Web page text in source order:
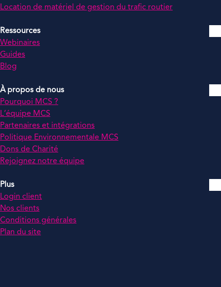
Location de matériel de gestion du trafic routier
Ressources
Webinaires
Guides
Blog
À propos de nous
Pourquoi MCS ?
L’équipe MCS
Partenaires et intégrations
Politique Environnementale MCS
Dons de Charité
Rejoignez notre équipe
Plus
Login client
Nos clients
Conditions générales
Plan du site